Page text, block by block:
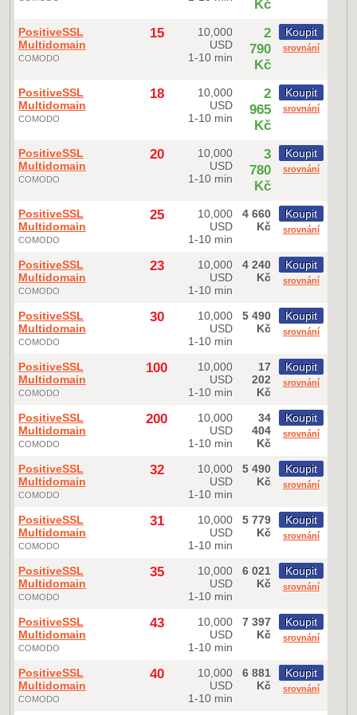
Kč
PositiveSSL
Multidomain
COMODO
15
10,000
USD
1-10 min
2
790
Kč
Koupit
srovnání
PositiveSSL
Multidomain
COMODO
18
10,000
USD
1-10 min
2
965
Kč
Koupit
srovnání
PositiveSSL
Multidomain
COMODO
20
10,000
USD
1-10 min
3
780
Kč
Koupit
srovnání
PositiveSSL
Multidomain
COMODO
25
10,000
USD
1-10 min
4 660
Kč
Koupit
srovnání
PositiveSSL
Multidomain
COMODO
23
10,000
USD
1-10 min
4 240
Kč
Koupit
srovnání
PositiveSSL
Multidomain
COMODO
30
10,000
USD
1-10 min
5 490
Kč
Koupit
srovnání
PositiveSSL
Multidomain
COMODO
100
10,000
USD
1-10 min
17
202
Kč
Koupit
srovnání
PositiveSSL
Multidomain
COMODO
200
10,000
USD
1-10 min
34
404
Kč
Koupit
srovnání
PositiveSSL
Multidomain
COMODO
32
10,000
USD
1-10 min
5 490
Kč
Koupit
srovnání
PositiveSSL
Multidomain
COMODO
31
10,000
USD
1-10 min
5 779
Kč
Koupit
srovnání
PositiveSSL
Multidomain
COMODO
35
10,000
USD
1-10 min
6 021
Kč
Koupit
srovnání
PositiveSSL
Multidomain
COMODO
43
10,000
USD
1-10 min
7 397
Kč
Koupit
srovnání
PositiveSSL
Multidomain
COMODO
40
10,000
USD
1-10 min
6 881
Kč
Koupit
srovnání